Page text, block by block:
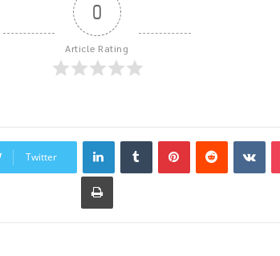
0
Article Rating
Twitter